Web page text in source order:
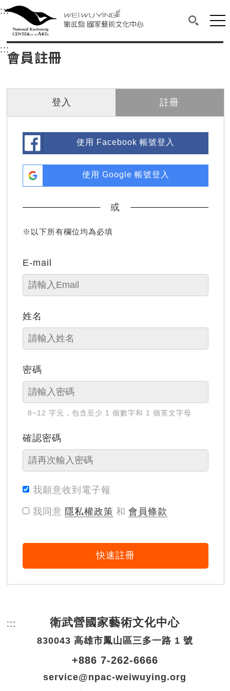
衛武營國家藝術文化中心
中央內容區塊，為本頁主要內容區。
:::選單連結區塊，此區塊列有本網站主要連結。
衛武營國家藝術文化中心
搜尋(開
網
::: 中央內容區塊，為本頁主要內容區。
會員註冊
登入 註冊
使用 Facebook 帳號登入
使用 Google 帳號登入
或
※以下所有欄位均為必填
E-mail
姓名
密碼
8~12 字元，包含至少 1 個數字和 1 個英文字母
確認密碼
我願意收到電子報
我同意 隱私權政策 和 會員條款
快速註冊
::: 頁尾網站資訊。
衛武營國家藝術文化中心
830043 高雄市鳳山區三多一路 1 號
+886 7-262-6666
service@npac-weiwuying.org